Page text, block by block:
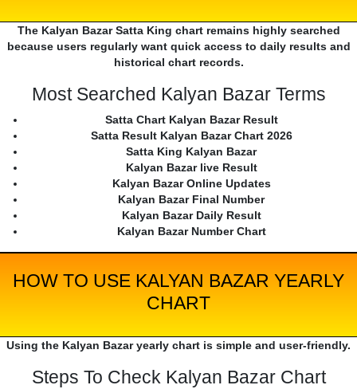
The Kalyan Bazar Satta King chart remains highly searched
because users regularly want quick access to daily results and
historical chart records.
Most Searched Kalyan Bazar Terms
Satta Chart Kalyan Bazar Result
Satta Result Kalyan Bazar Chart 2026
Satta King Kalyan Bazar
Kalyan Bazar live Result
Kalyan Bazar Online Updates
Kalyan Bazar Final Number
Kalyan Bazar Daily Result
Kalyan Bazar Number Chart
HOW TO USE KALYAN BAZAR YEARLY
CHART
Using the Kalyan Bazar yearly chart is simple and user-friendly.
Steps To Check Kalyan Bazar Chart